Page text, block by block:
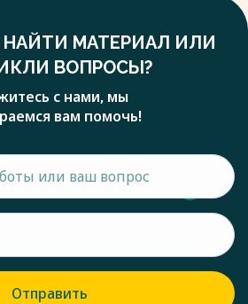
НАЙТИ МАТЕРИАЛ ИЛИ
ВОПРОСЫ?
с нами, мы
вам помочь!
Отправить